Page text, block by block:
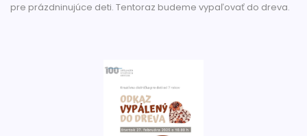
pre prázdninujúce deti. Tentoraz budeme vypaľovať do dreva.